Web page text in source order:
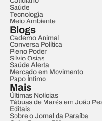
Saúde
Tecnologia
Meio Ambiente
Blogs
Caderno Animal
Conversa Política
Pleno Poder
Sílvio Osias
Saúde Alerta
Mercado em Movimento
Papo Íntimo
Mais
Últimas Notícias
Tábuas de Marés em João
Editais
Sobre o Jornal da Paraíba